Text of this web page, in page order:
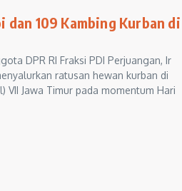
dan 109 Kambing Kurban di
DPR RI Fraksi PDI Perjuangan, Ir
ratusan hewan kurban di
VII Jawa Timur pada momentum Hari